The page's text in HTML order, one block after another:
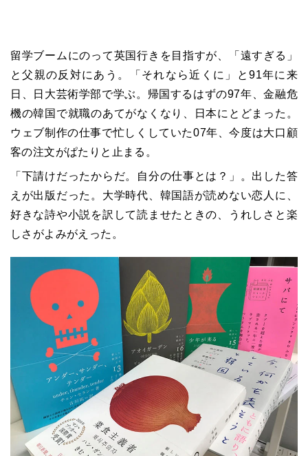
留学ブームにのって英国行きを目指すが、「遠すぎる」
と父親の反対にあう。「それなら近くに」と91年に来
日、日大芸術学部で学ぶ。帰国するはずの97年、金融危
機の韓国で就職のあてがなくなり、日本にとどまった。
ウェブ制作の仕事で忙しくしていた07年、今度は大口顧
客の注文がぱたりと止まる。
「下請けだったからだ。自分の仕事とは？」。出した答
えが出版だった。大学時代、韓国語が読めない恋人に、
好きな詩や小説を訳して読ませたときの、うれしさと楽
しさがよみがえった。